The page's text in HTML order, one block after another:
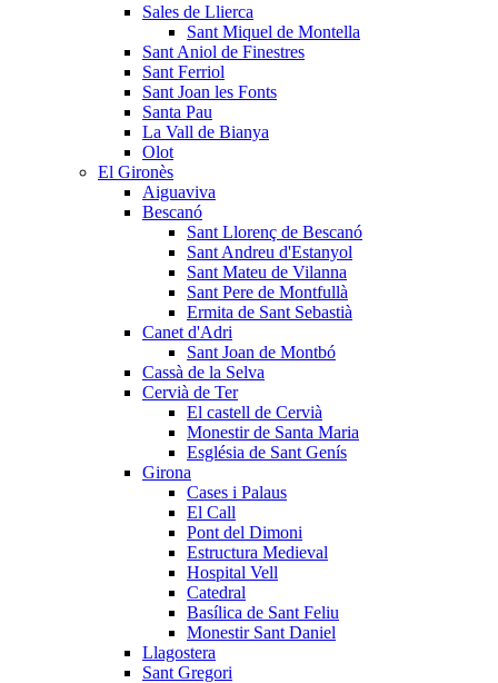
Sales de Llierca
Sant Miquel de Montella
Sant Aniol de Finestres
Sant Ferriol
Sant Joan les Fonts
Santa Pau
La Vall de Bianya
Olot
El Gironès
Aiguaviva
Bescanó
Sant Llorenç de Bescanó
Sant Andreu d'Estanyol
Sant Mateu de Vilanna
Sant Pere de Montfullà
Ermita de Sant Sebastià
Canet d'Adri
Sant Joan de Montbó
Cassà de la Selva
Cervià de Ter
El castell de Cervià
Monestir de Santa Maria
Església de Sant Genís
Girona
Cases i Palaus
El Call
Pont del Dimoni
Estructura Medieval
Hospital Vell
Catedral
Basílica de Sant Feliu
Monestir Sant Daniel
Llagostera
Sant Gregori